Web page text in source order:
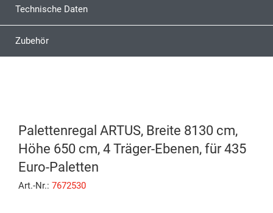
Technische Daten
Zubehör
Palettenregal ARTUS, Breite 8130 cm,
Höhe 650 cm, 4 Träger-Ebenen, für 435
Euro-Paletten
Art.-Nr.: 7672530